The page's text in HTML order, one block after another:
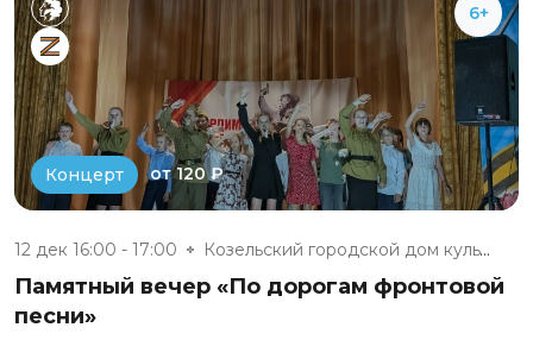
6+
Концерт от 120 ₽
12 дек 16:00 - 17:00 Козельский городской дом культ...
Памятный вечер «По дорогам фронтовой
песни»